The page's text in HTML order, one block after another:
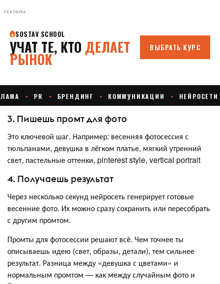
РЕКЛАМА
3. Пишешь промт для фото
Это ключевой шаг. Например: весенняя фотосессия с
тюльпанами, девушка в лёгком платье, мягкий утренний
свет, пастельные оттенки, pinterest style, vertical portrait
4. Получаешь результат
Через несколько секунд нейросеть генерирует готовые
весенние фото. Их можно сразу сохранить или пересобрать
с другим промтом.
Промты для фотосессии решают всё. Чем точнее ты
описываешь идею (свет, образы, детали), тем сильнее
результат. Разница между «девушка с цветами» и
нормальным промтом — как между случайным фото и